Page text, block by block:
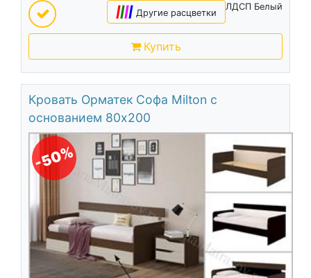
ЛДСП Белый
|||| Другие расцветки
Купить
Кровать Орматек Софа Milton с
основанием 80х200
-50%